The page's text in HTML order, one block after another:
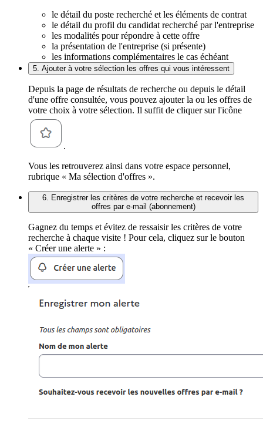
le détail du poste recherché et les éléments de contrat
le détail du profil du candidat recherché par l'entreprise
les modalités pour répondre à cette offre
la présentation de l'entreprise (si présente)
les informations complémentaires le cas échéant
5. Ajouter à votre sélection les offres qui vous intéressent
Depuis la page de résultats de recherche ou depuis le détail
d'une offre consultée, vous pouvez ajouter la ou les offres de
votre choix à votre sélection. Il suffit de cliquer sur l'icône
.
Vous les retrouverez ainsi dans votre espace personnel,
rubrique « Ma sélection d'offres ».
6. Enregistrer les critères de votre recherche et recevoir les
offres par e-mail (abonnement)
Gagnez du temps et évitez de ressaisir les critères de votre
recherche à chaque visite ! Pour cela, cliquez sur le bouton
« Créer une alerte » :